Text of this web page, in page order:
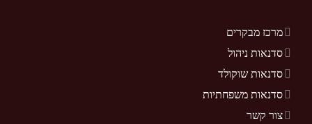
מרכז מבקרים
סדנאות ניהול
סדנאות שוקולד
סדנאות משפחתיות
צור קשר